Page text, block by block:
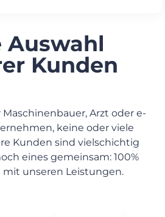
Auswahl
Kunden
Arzt oder e-
keine oder viele
Kunden sind vielschichtig
eines gemeinsam: 100%
unseren Leistungen.